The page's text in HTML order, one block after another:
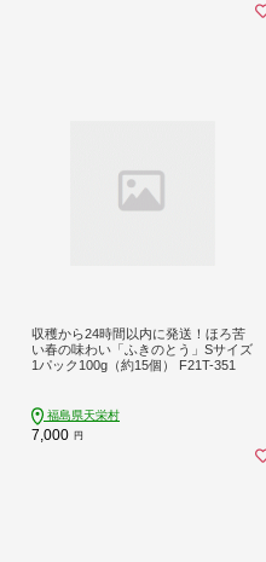
収穫から24時間以内に発送！ほろ苦
い春の味わい「ふきのとう」Sサイズ
1パック100g（約15個） F21T-351
福島県天栄村
7,000 円